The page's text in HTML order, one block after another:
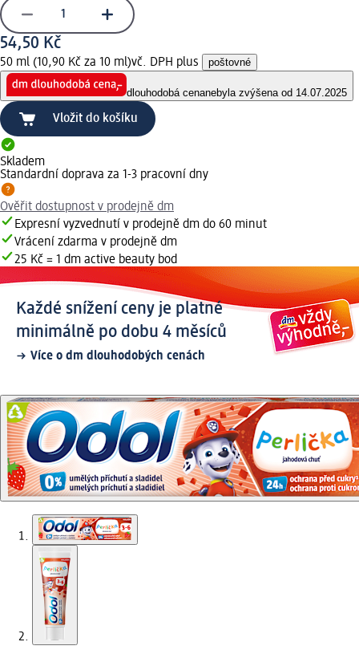
54,50 Kč
50 ml (10,90 Kč za 10 ml)vč. DPH plus poštovné
dlouhodobá cenanebyla zvýšena od 14.07.2025
Vložit do košíku
Skladem
Standardní doprava za 1-3 pracovní dny
Ověřit dostupnost v prodejně dm
Expresní vyzvednutí v prodejně dm do 60 minut
Vrácení zdarma v prodejně dm
25 Kč = 1 dm active beauty bod
Každé snížení ceny je platné
minimálně po dobu 4 měsíců
Více o dm dlouhodobých cenách